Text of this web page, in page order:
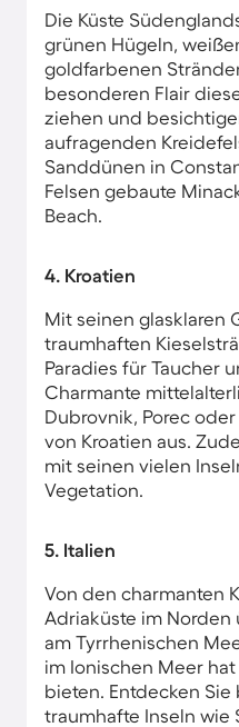
Die Küste
grünen Hügeln,
goldfarbenen
besonderen Flair
ziehen und
aufragenden
Sanddünen in
Felsen gebaute
Beach.
4. Kroatien
Mit seinen glasklaren
traumhaften
Paradies für Taucher
Charmante
Dubrovnik, Porec
von Kroatien aus.
mit seinen vielen
Vegetation.
5. Italien
Von den charmanten
Adriaküste im
am Tyrrhenischen
im Ionischen Meer
bieten. Entdecken
traumhafte Inseln wie